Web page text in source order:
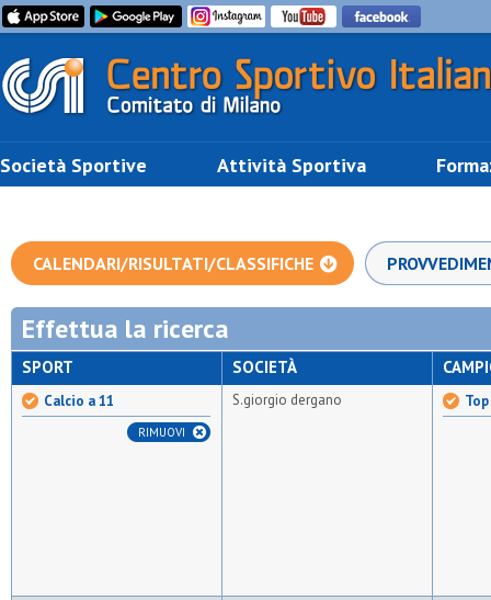
Società Sportive Attività Sportiva
CALENDARI/RISULTATI/CLASSIFICHE
Effettua la ricerca
SPORT
Calcio a 11
RIMUOVI
SOCIETÀ
S.giorgio dergano